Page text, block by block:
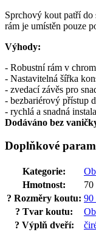
Sprchový kout patří
rám je umístěn pouze
Výhody:
- Robustní rám v
- Nastavitelná šířka
- zvedací závěs pro
- bezbariérový přístup
- rychlá a snadná
Dodáváno bez
Doplňkové
Kategorie:
Hmotnost:
70
? Rozměry koutu: 90
? Tvar koutu:
? Výplň dveří: